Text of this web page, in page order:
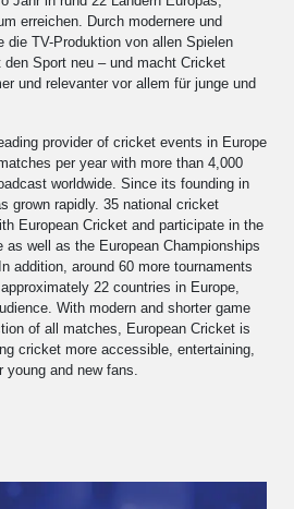
erreichen. Durch modernere und
die TV-Produktion von allen Spielen
Sport neu – und macht Cricket
und relevanter vor allem für junge und
provider of cricket events in Europe
per year with more than 4,000
worldwide. Since its founding in
grown rapidly. 35 national cricket
European Cricket and participate in the
as well as the European Championships
addition, around 60 more tournaments
22 countries in Europe,
With modern and shorter game
of all matches, European Cricket is
cricket more accessible, entertaining,
and new fans.